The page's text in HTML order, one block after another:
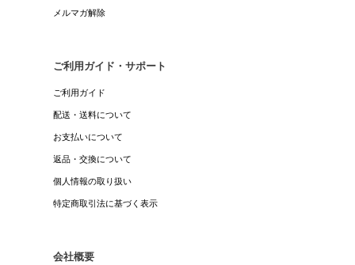
メルマガ解除
ご利用ガイド・サポート
ご利用ガイド
配送・送料について
お支払いについて
返品・交換について
個人情報の取り扱い
特定商取引法に基づく表示
会社概要